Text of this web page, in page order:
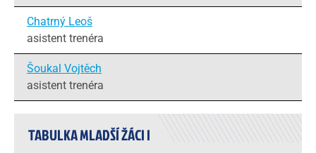
Chatrný Leoš
asistent trenéra
Šoukal Vojtěch
asistent trenéra
TABULKA MLADŠÍ ŽÁCI I